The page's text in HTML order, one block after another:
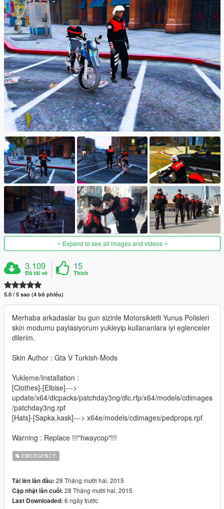
Expand to see all images and videos
3.109
Đã tải về
15
Thích
5.0 / 5 sao (4 bỏ phiếu)
Merhaba arkadaslar bu gun sizinle Motorsikletli Yunus Polisleri
skin modumu paylasiyorum yukleyip kullananlara iyi eglenceler
dilerim.
Skin Author : Gta V Turkish-Mods
Yukleme/Installation :
[Clothes]-[Elbise]--->
update/x64/dlcpacks/patchday3ng/dlc.rfp/x64/models/cdimages
/patchday3ng.rpf
[Hats]-[Sapka,kask]---> x64e/models/cdimages/pedprops.rpf
Warning : Replace !!!"hwaycop"!!!
EMERGENCY
Tải lên lần đầu: 28 Tháng mười hai, 2015
Cập nhật lần cuối: 28 Tháng mười hai, 2015
Last Downloaded: 6 ngày trước